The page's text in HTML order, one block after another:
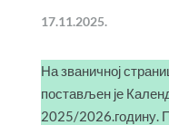
17.11.2025.
На званичној
постављен је
2025/2026.годину.